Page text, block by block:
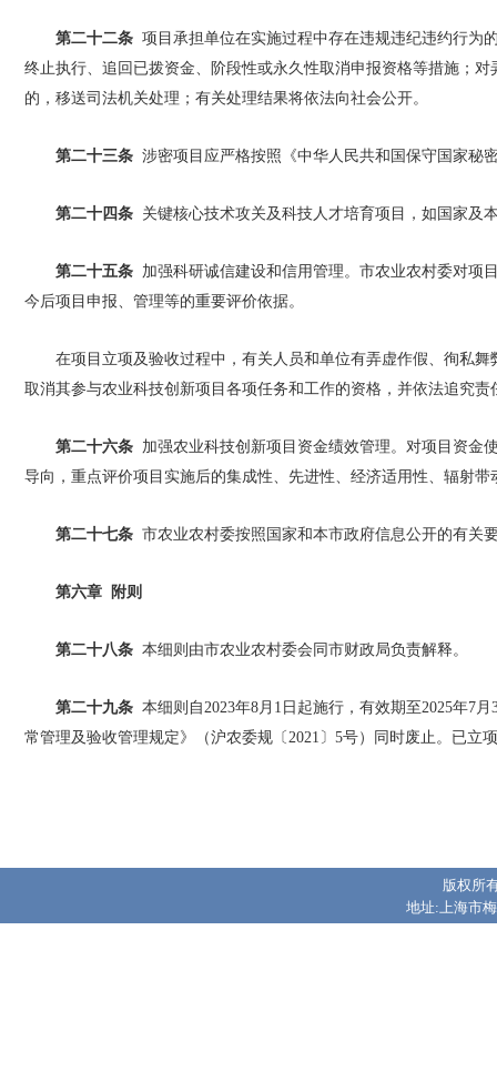
第二十二条 项目承担单位在实施过程中存在违规违纪违约行为
终止执行、追回已拨资金、阶段性或永久性取消申报资格等措施；
的，移送司法机关处理；有关处理结果将依法向社会公开。
第二十三条 涉密项目应严格按照《中华人民共和国保守国家秘
第二十四条 关键核心技术攻关及科技人才培育项目，如国家及
第二十五条 加强科研诚信建设和信用管理。市农业农村委对项
今后项目申报、管理等的重要评价依据。
在项目立项及验收过程中，有关人员和单位有弄虚作假、徇私
取消其参与农业科技创新项目各项任务和工作的资格，并依法追究责
第二十六条 加强农业科技创新项目资金绩效管理。对项目资金
导向，重点评价项目实施后的集成性、先进性、经济适用性、辐射
第二十七条 市农业农村委按照国家和本市政府信息公开的有关
第六章 附则
第二十八条 本细则由市农业农村委会同市财政局负责解释。
第二十九条 本细则自2023年8月1日起施行，有效期至2025年7
常管理及验收管理规定》（沪农委规〔2021〕5号）同时废止。已
版权所
地址:上海市